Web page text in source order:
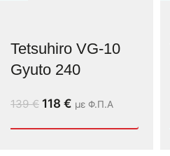
Tetsuhiro VG-10
Gyuto 240
139€ 118 € με Φ.Π.Α